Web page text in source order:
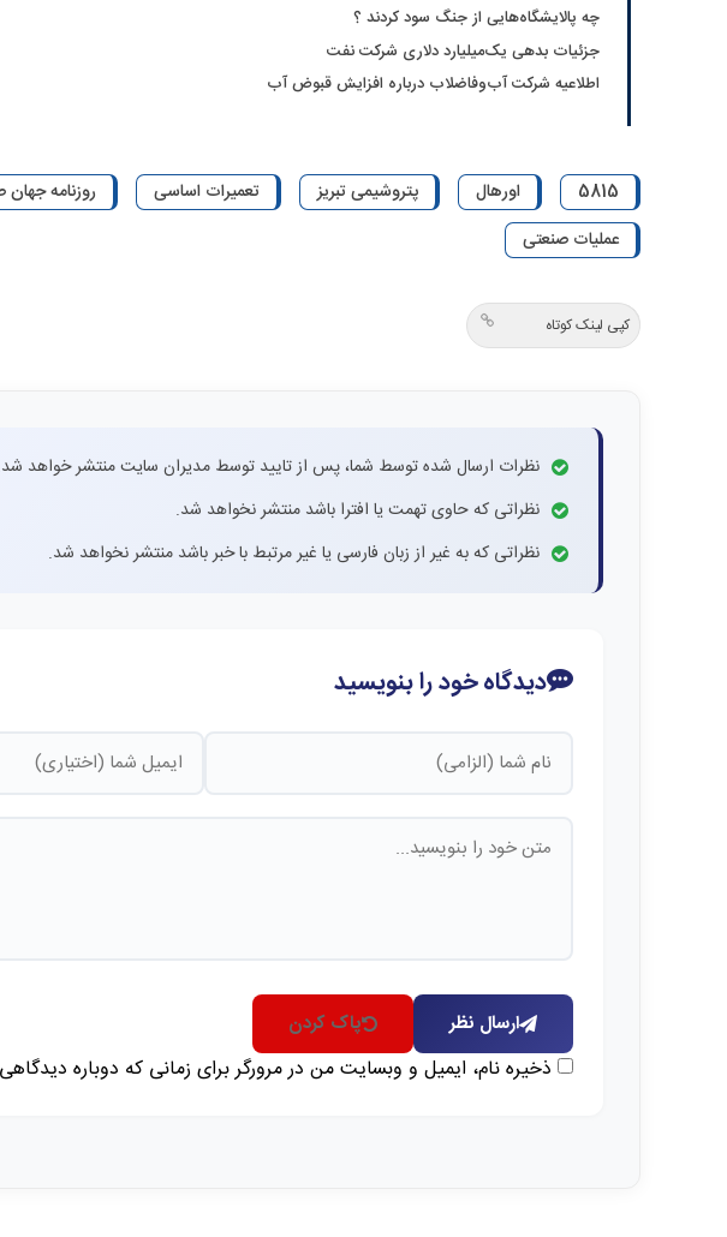
چه پالایشگاه‌هایی از جنگ سود کردند ؟
جزئیات بدهی یک‌میلیارد دلاری شرکت نفت
اطلاعیه شرکت آب‌وفاضلاب درباره افزایش قبوض آب
5815 اورهال پتروشیمی تبریز تعمیرات اساسی
روزنامه جهان
عملیات صنعتی
کپی لینک کوتاه
نظرات ارسال شده توسط شما، پس از تایید توسط مدیران سایت منتشر خواهد
نظراتی که حاوی تهمت یا افترا باشد منتشر نخواهد شد.
نظراتی که به غیر از زبان فارسی یا غیر مرتبط با خبر باشد منتشر نخواهد شد.
دیدگاه خود را بنویسید
ارسال نظر پاک کردن
ذخیره نام، ایمیل و وبسایت من در مرورگر برای زمانی که دوباره